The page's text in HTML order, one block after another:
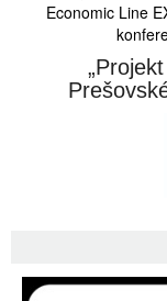
Economic Line